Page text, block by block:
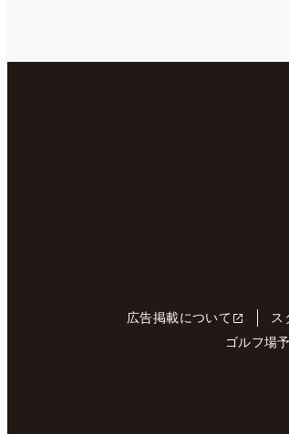
広告掲載について ス
ゴルフ場